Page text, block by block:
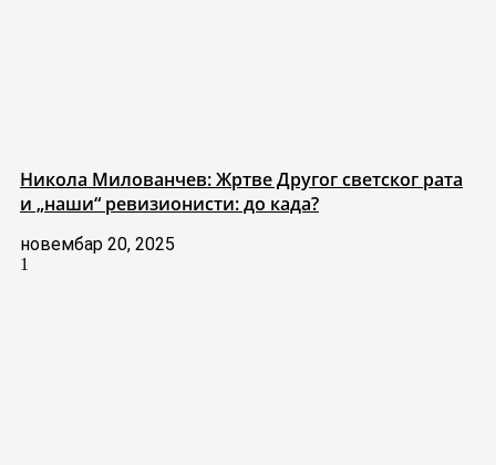
Никола Милованчев: Жртве Другог светског рата
и „наши“ ревизионисти: до када?
новембар 20, 2025